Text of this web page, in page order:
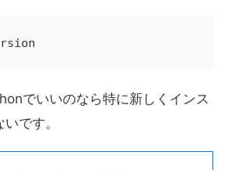
でいいのなら特に新しくインス
です。